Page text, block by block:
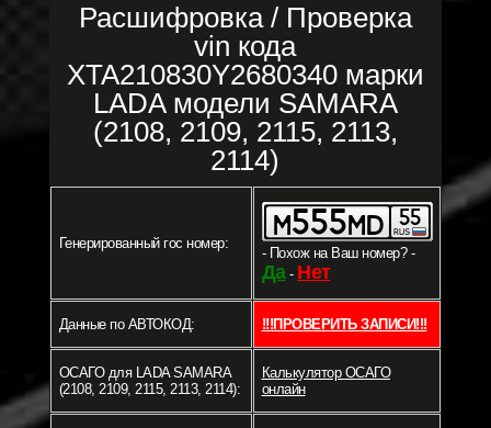
Расшифровка / Проверка
vin кода
XTA210830Y2680340 марки
LADA модели SAMARA
(2108, 2109, 2115, 2113,
2114)
Генерированный гос номер:
- Похож на Ваш номер? -
Да- Нет
Данные по АВТОКОД: !!!ПРОВЕРИТЬ ЗАПИСИ!!!
ОСАГО для LADA SAMARA
(2108, 2109, 2115, 2113, 2114):
Калькулятор ОСАГО
онлайн